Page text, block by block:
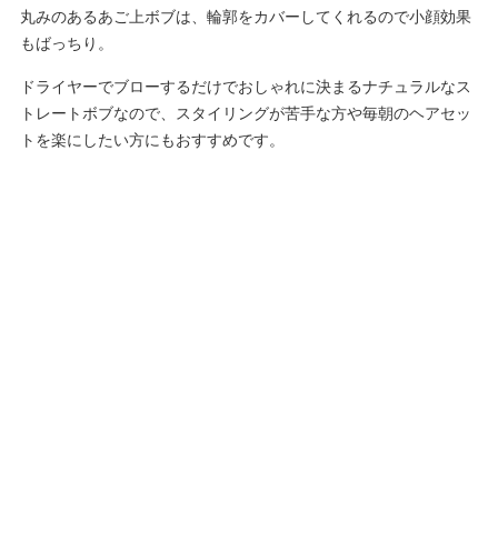
丸みのあるあご上ボブは、輪郭をカバーしてくれるので小顔効果
もばっちり。
ドライヤーでブローするだけでおしゃれに決まるナチュラルなス
トレートボブなので、スタイリングが苦手な方や毎朝のヘアセッ
トを楽にしたい方にもおすすめです。